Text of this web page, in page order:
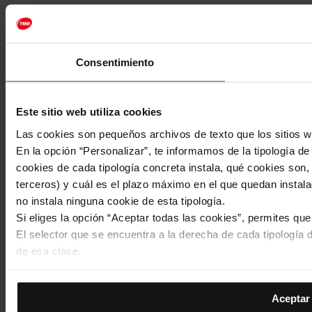
Consentimiento
Este sitio web utiliza cookies
Las cookies son pequeños archivos de texto que los sitios
En la opción “Personalizar”, te informamos de la tipología
cookies de cada tipología concreta instala, qué cookies
terceros) y cuál es el plazo máximo en el que quedan
no instala ninguna cookie de esta tipología.
Si eliges la opción “Aceptar todas las cookies”, permites
El selector que se encuentra a la derecha de cada
de esa clase.
de la tipología que hayas seleccionado previamente. Te
permiten recordar tus opciones de navegación (como el